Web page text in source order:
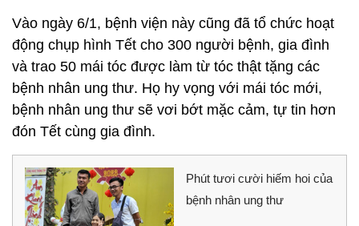
Vào ngày 6/1, bệnh viện này cũng đã tổ chức hoạt
động chụp hình Tết cho 300 người bệnh, gia đình
và trao 50 mái tóc được làm từ tóc thật tặng các
bệnh nhân ung thư. Họ hy vọng với mái tóc mới,
bệnh nhân ung thư sẽ vơi bớt mặc cảm, tự tin hơn
đón Tết cùng gia đình.
Phút tươi cười hiếm hoi của
bệnh nhân ung thư